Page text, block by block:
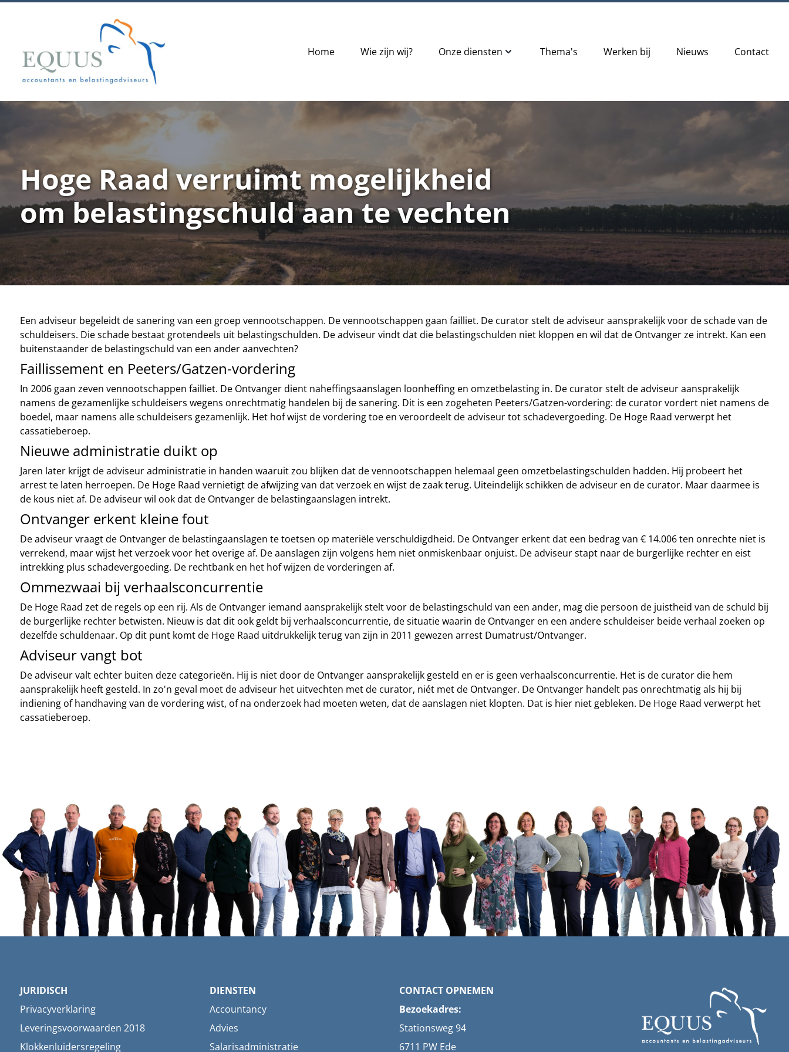
Home Wie zijn wij? Onze diensten Thema's Werken bij Nieuws Contact
Hoge Raad verruimt mogelijkheid
om belastingschuld aan te vechten
Een adviseur begeleidt de sanering van een groep vennootschappen. De vennootschappen gaan failliet. De curator stelt de adviseur aansprakelijk voor de schade van de
schuldeisers. Die schade bestaat grotendeels uit belastingschulden. De adviseur vindt dat die belastingschulden niet kloppen en wil dat de Ontvanger ze intrekt. Kan een
buitenstaander de belastingschuld van een ander aanvechten?
Faillissement en Peeters/Gatzen-vordering
In 2006 gaan zeven vennootschappen failliet. De Ontvanger dient naheffingsaanslagen loonheffing en omzetbelasting in. De curator stelt de adviseur aansprakelijk
namens de gezamenlijke schuldeisers wegens onrechtmatig handelen bij de sanering. Dit is een zogeheten Peeters/Gatzen-vordering: de curator vordert niet namens de
boedel, maar namens alle schuldeisers gezamenlijk. Het hof wijst de vordering toe en veroordeelt de adviseur tot schadevergoeding. De Hoge Raad verwerpt het
cassatieberoep.
Nieuwe administratie duikt op
Jaren later krijgt de adviseur administratie in handen waaruit zou blijken dat de vennootschappen helemaal geen omzetbelastingschulden hadden. Hij probeert het
arrest te laten herroepen. De Hoge Raad vernietigt de afwijzing van dat verzoek en wijst de zaak terug. Uiteindelijk schikken de adviseur en de curator. Maar daarmee is
de kous niet af. De adviseur wil ook dat de Ontvanger de belastingaanslagen intrekt.
Ontvanger erkent kleine fout
De adviseur vraagt de Ontvanger de belastingaanslagen te toetsen op materiële verschuldigdheid. De Ontvanger erkent dat een bedrag van € 14.006 ten onrechte niet is
verrekend, maar wijst het verzoek voor het overige af. De aanslagen zijn volgens hem niet onmiskenbaar onjuist. De adviseur stapt naar de burgerlijke rechter en eist
intrekking plus schadevergoeding. De rechtbank en het hof wijzen de vorderingen af.
Ommezwaai bij verhaalsconcurrentie
De Hoge Raad zet de regels op een rij. Als de Ontvanger iemand aansprakelijk stelt voor de belastingschuld van een ander, mag die persoon de juistheid van de schuld bij
de burgerlijke rechter betwisten. Nieuw is dat dit ook geldt bij verhaalsconcurrentie, de situatie waarin de Ontvanger en een andere schuldeiser beide verhaal zoeken op
dezelfde schuldenaar. Op dit punt komt de Hoge Raad uitdrukkelijk terug van zijn in 2011 gewezen arrest Dumatrust/Ontvanger.
Adviseur vangt bot
De adviseur valt echter buiten deze categorieën. Hij is niet door de Ontvanger aansprakelijk gesteld en er is geen verhaalsconcurrentie. Het is de curator die hem
aansprakelijk heeft gesteld. In zo'n geval moet de adviseur het uitvechten met de curator, niét met de Ontvanger. De Ontvanger handelt pas onrechtmatig als hij bij
indiening of handhaving van de vordering wist, of na onderzoek had moeten weten, dat de aanslagen niet klopten. Dat is hier niet gebleken. De Hoge Raad verwerpt het
cassatieberoep.
JURIDISCH
Privacyverklaring
Leveringsvoorwaarden 2018
Klokkenluidersregeling
DIENSTEN
Accountancy
Advies
Salarisadministratie
CONTACT OPNEMEN
Bezoekadres:
Stationsweg 94
6711 PW Ede